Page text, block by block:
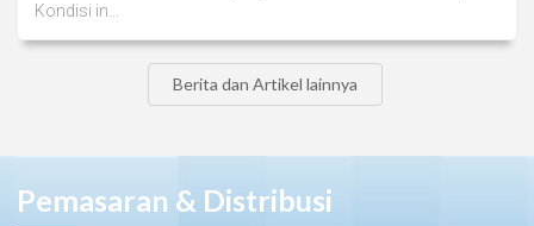
Kondisi in...
Berita dan Artikel lainnya
Pemasaran & Distribusi